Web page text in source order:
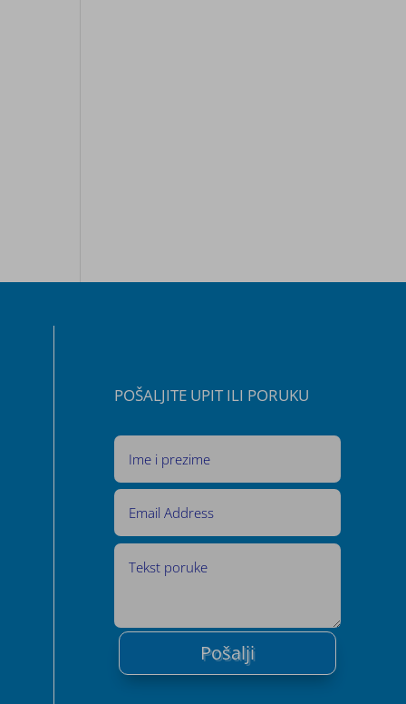
POŠALJITE UPIT ILI PORUKU
Pošalji